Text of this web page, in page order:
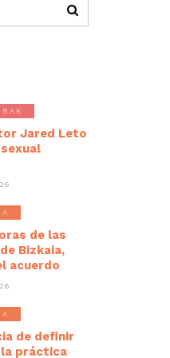
Jared Leto
de las
Bizkaia,
acuerdo
de definir
práctica